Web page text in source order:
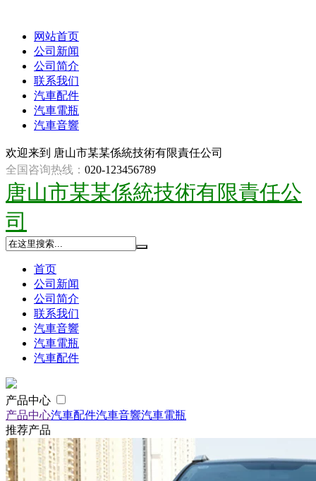
网站首页
公司新闻
公司简介
联系我们
汽車配件
汽車電瓶
汽車音響
欢迎来到 唐山市某某係統技術有限責任公司
全国咨询热线： 020-123456789
唐山市某某係統技術有限責任公
司
首页
公司新闻
公司简介
联系我们
汽車音響
汽車電瓶
汽車配件
产品中心
产品中心汽車配件汽車音響汽車電瓶
推荐产品